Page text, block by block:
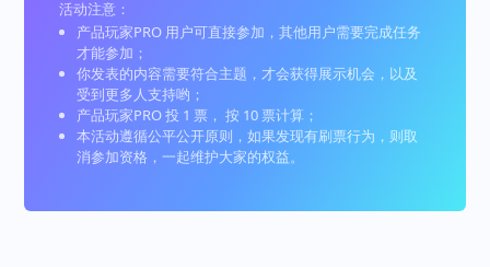
活动注意：
产品玩家PRO 用户可直接参加，其他用户需要完成任务
才能参加；
你发表的内容需要符合主题，才会获得展示机会，以及
受到更多人支持哟；
产品玩家PRO 投 1 票， 按 10 票计算；
本活动遵循公平公开原则，如果发现有刷票行为，则取
消参加资格，一起维护大家的权益。